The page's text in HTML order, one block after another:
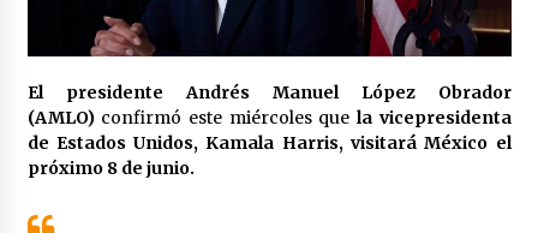
Laura Itzel Castillo será la nueva secretaria de
las Mujeres, anuncia Sheinbaum
2 meses atrás
Sheinbaum descarta reunión entre CNTE y
Segob: «ya dimos nuestras propuestas»
2 meses atrás
El presidente Andrés Manuel López Obrador
(AMLO)confirmó este miércoles que la vicepresidenta
de Estados Unidos, Kamala Harris, visitará México el
próximo 8 de junio.